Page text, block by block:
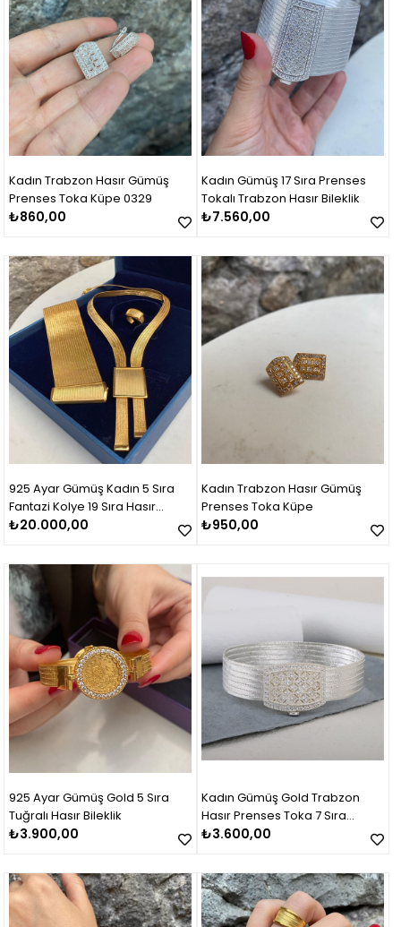
Kadın Trabzon Hasır Gümüş
Prenses Toka Küpe 0329
₺860,00
Kadın Gümüş 17 Sıra Prenses
Tokalı Trabzon Hasır Bileklik
₺7.560,00
925 Ayar Gümüş Kadın 5 Sıra
Fantazi Kolye 19 Sıra Hasır
Bileklik Set Takım
₺20.000,00
Kadın Trabzon Hasır Gümüş
Prenses Toka Küpe
₺950,00
925 Ayar Gümüş Gold 5 Sıra
Tuğralı Hasır Bileklik
₺3.900,00
Kadın Gümüş Gold Trabzon
Hasır Prenses Toka 7 Sıra
Bileklik
₺3.600,00